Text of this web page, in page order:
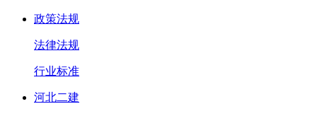
政策法规
法律法规
行业标准
河北二建